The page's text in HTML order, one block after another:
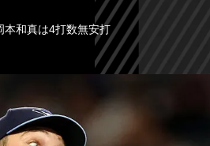
和真は4打数無安打